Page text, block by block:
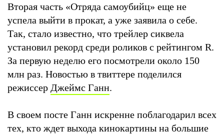
Вторая часть «Отряда самоубийц» еще не
успела выйти в прокат, а уже заявила о себе.
Так, стало известно, что трейлер сиквела
установил рекорд среди роликов с рейтингом R.
За первую неделю его посмотрели около 150
млн раз. Новостью в твиттере поделился
режиссер Джеймс Ганн.
В своем посте Ганн искренне поблагодарил всех
тех, кто ждет выхода кинокартины на большие